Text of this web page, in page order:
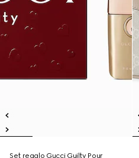
Set regalo Gucci Guilty Pour